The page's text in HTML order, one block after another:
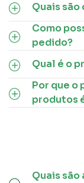
Quais
Como
pedido?
Qual é o
Por que o
produtos
Quais